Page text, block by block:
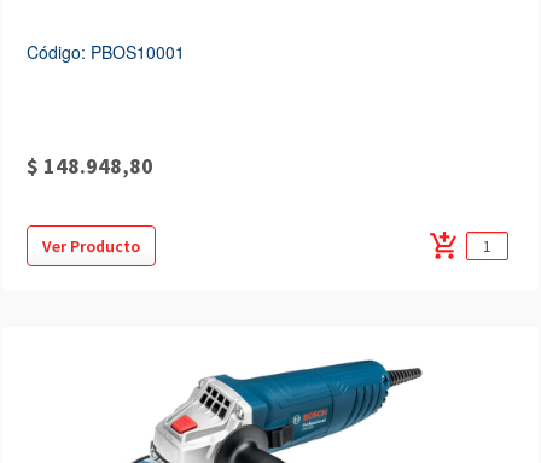
Código: PBOS10001
$ 148.948,80
Ver Producto add_shopping_cart